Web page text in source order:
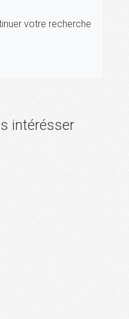
votre recherche
intérésser